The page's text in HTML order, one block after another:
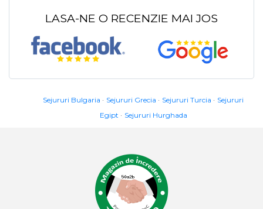
LASA-NE O RECENZIE MAI JOS
Sejururi Bulgaria Sejururi Grecia Sejururi Turcia
Sejururi
Egipt
Sejururi Hurghada